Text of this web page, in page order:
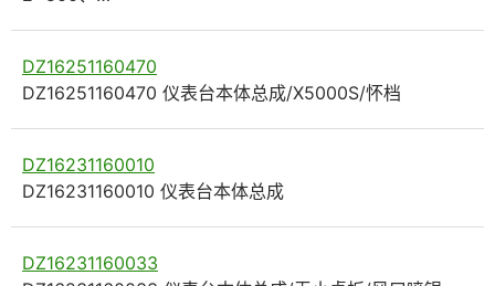
DZ16251160470
DZ16251160470 仪表台本体总成/X5000S/怀档
DZ16231160010
DZ16231160010 仪表台本体总成
DZ16231160033